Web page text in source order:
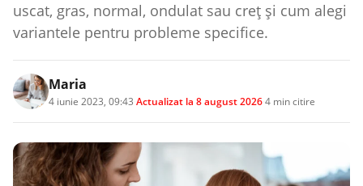
uscat, gras, normal, ondulat sau creț și cum alegi
variantele pentru probleme specifice.
Maria
4 iunie 2023, 09:43 Actualizat la 8 august 20264 min citire